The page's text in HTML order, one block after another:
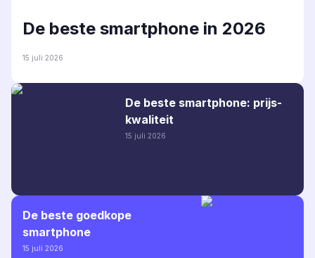
De beste smartphone in 2026
15 juli 2026
De beste smartphone: prijs-
kwaliteit
15 juli 2026
De beste goedkope
smartphone
15 juli 2026